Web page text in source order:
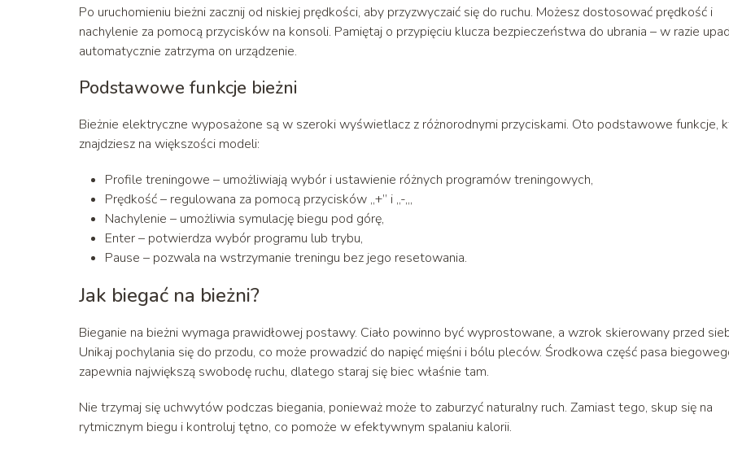
Po uruchomieniu bieżni zacznij od niskiej prędkości, aby przyzwyczaić się do ruchu. Możesz dostosować prędkość i
nachylenie za pomocą przycisków na konsoli. Pamiętaj o przypięciu klucza bezpieczeństwa do ubrania – w razie
automatycznie zatrzyma on urządzenie.
Podstawowe funkcje bieżni
Bieżnie elektryczne wyposażone są w szeroki wyświetlacz z różnorodnymi przyciskami. Oto podstawowe funkcje,
znajdziesz na większości modeli:
Profile treningowe – umożliwiają wybór i ustawienie różnych programów treningowych,
Prędkość – regulowana za pomocą przycisków „+” i „-„,
Nachylenie – umożliwia symulację biegu pod górę,
Enter – potwierdza wybór programu lub trybu,
Pause – pozwala na wstrzymanie treningu bez jego resetowania.
Jak biegać na bieżni?
Bieganie na bieżni wymaga prawidłowej postawy. Ciało powinno być wyprostowane, a wzrok skierowany przed
Unikaj pochylania się do przodu, co może prowadzić do napięć mięśni i bólu pleców. Środkowa część pasa
zapewnia największą swobodę ruchu, dlatego staraj się biec właśnie tam.
Nie trzymaj się uchwytów podczas biegania, ponieważ może to zaburzyć naturalny ruch. Zamiast tego, skup się na
rytmicznym biegu i kontroluj tętno, co pomoże w efektywnym spalaniu kalorii.